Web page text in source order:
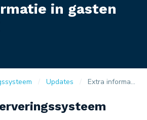
in gasten
Updates Extra informatie in gasten omgeving